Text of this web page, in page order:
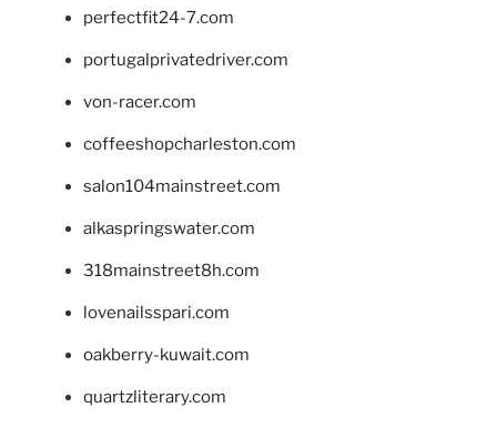
perfectfit24-7.com
portugalprivatedriver.com
von-racer.com
coffeeshopcharleston.com
salon104mainstreet.com
alkaspringswater.com
318mainstreet8h.com
lovenailsspari.com
oakberry-kuwait.com
quartzliterary.com